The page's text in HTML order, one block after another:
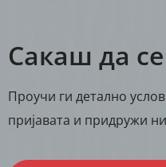
Сакаш да
Проучи ги детално
пријавата и придружи